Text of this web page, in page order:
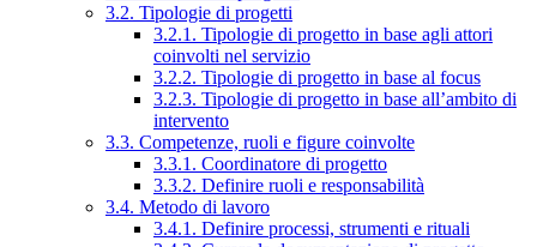
3.2. Tipologie di progetti
3.2.1. Tipologie di progetto in base agli attori
coinvolti nel servizio
3.2.2. Tipologie di progetto in base al focus
3.2.3. Tipologie di progetto in base all’ambito di
intervento
3.3. Competenze, ruoli e figure coinvolte
3.3.1. Coordinatore di progetto
3.3.2. Definire ruoli e responsabilità
3.4. Metodo di lavoro
3.4.1. Definire processi, strumenti e rituali